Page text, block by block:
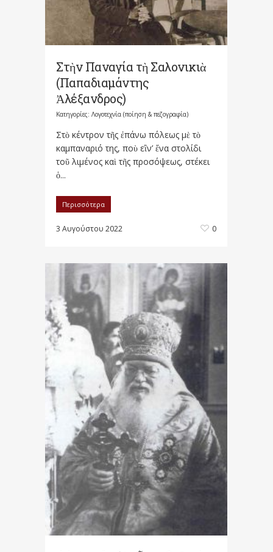
Στὴν Παναγία τὴ Σαλονικιὰ
(Παπαδιαμάντης
Ἀλέξανδρος)
Κατηγορίες: Λογοτεχνία (ποίηση & πεζογραφία)
Στὸ κέντρον τῆς ἐπάνω πόλεως μὲ τὸ
καμπαναριό της, ποὺ εἲν’ ἕνα στολίδι
τοῦ λιμένος καὶ τῆς προσόψεως, στέκει
ὁ...
Περισσότερα
3 Αυγούστου 2022 0